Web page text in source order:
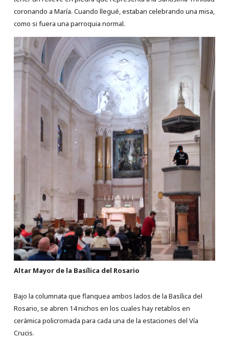
coronando a María. Cuando llegué, estaban celebrando una misa,
como si fuera una parroquia normal.
Altar Mayor de la Basílica del Rosario
Bajo la columnata que flanquea ambos lados de la Basílica del
Rosario, se abren 14 nichos en los cuales hay retablos en
cerámica policromada para cada una de la estaciones del Vía
Crucis.